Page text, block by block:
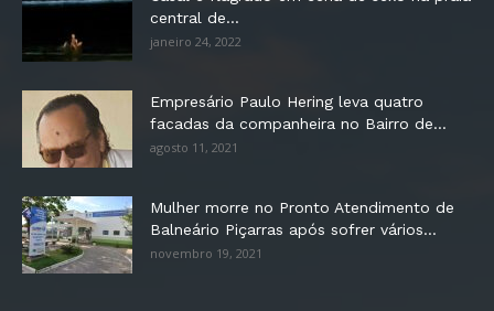
central de...
janeiro 24, 2022
Empresário Paulo Hering leva quatro
facadas da companheira no Bairro de...
agosto 11, 2021
Mulher morre no Pronto Atendimento de
Balneário Piçarras após sofrer vários...
novembro 19, 2021